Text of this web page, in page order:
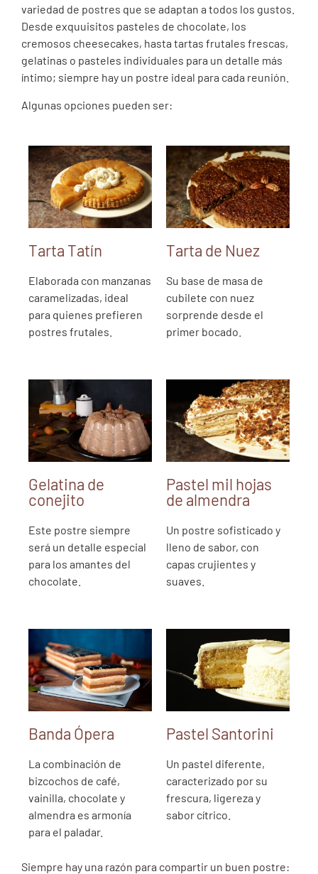
variedad de postres que se adaptan a todos los gustos.
Desde exquuisitos pasteles de chocolate, los
cremosos cheesecakes, hasta tartas frutales frescas,
gelatinas o pasteles individuales para un detalle más
íntimo; siempre hay un postre ideal para cada reunión.
Algunas opciones pueden ser:
Tarta Tatín
Elaborada con manzanas
caramelizadas, ideal
para quienes prefieren
postres frutales.
Tarta de Nuez
Su base de masa de
cubilete con nuez
sorprende desde el
primer bocado.
Gelatina de
conejito
Este postre siempre
será un detalle especial
para los amantes del
chocolate.
Pastel mil hojas
de almendra
Un postre sofisticado y
lleno de sabor, con
capas crujientes y
suaves.
Banda Ópera
La combinación de
bizcochos de café,
vainilla, chocolate y
almendra es armonía
para el paladar.
Pastel Santorini
Un pastel diferente,
caracterizado por su
frescura, ligereza y
sabor cítrico.
Siempre hay una razón para compartir un buen postre: